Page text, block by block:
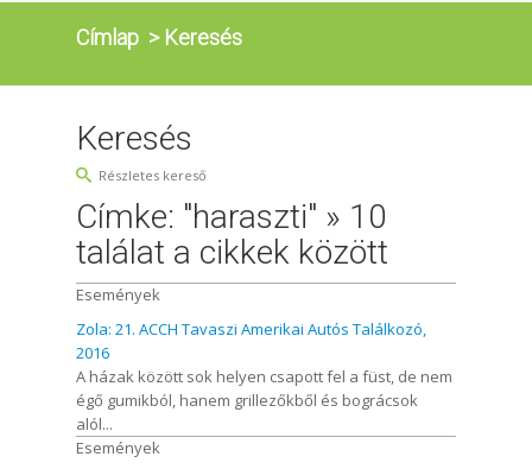
Címlap > Keresés
Keresés
Részletes kereső
Címke: "haraszti" » 10
találat a cikkek között
Események
Zola: 21. ACCH Tavaszi Amerikai Autós Találkozó,
2016
A házak között sok helyen csapott fel a füst, de nem
égő gumikból, hanem grillezőkből és bográcsok
alól...
Események